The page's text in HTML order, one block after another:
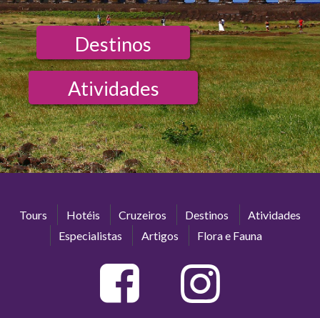
Destinos
Atividades
Tours Hotéis Cruzeiros Destinos
Atividades
Especialistas
Artigos Flora e Fauna